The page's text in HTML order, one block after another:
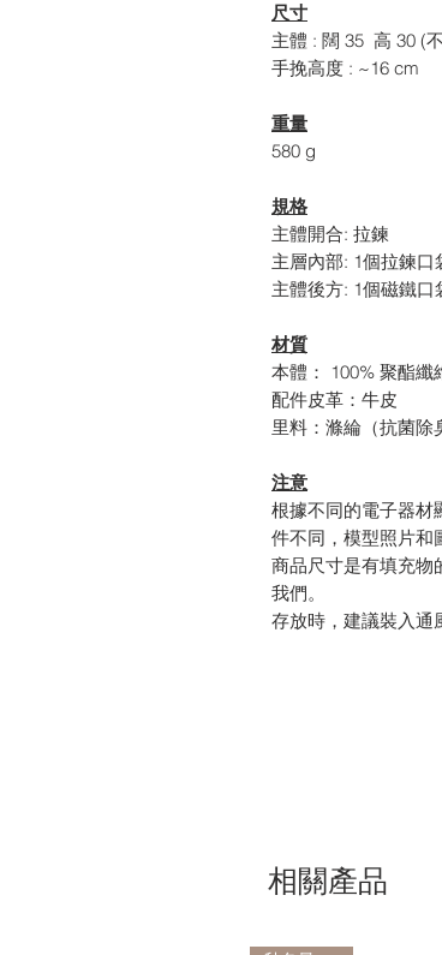
尺寸
主體 : 闊 35 高 30 (
手挽高度 : ~16 cm
重量
580 g
規格
主體開合: 拉鍊
主層內部: 1個拉鍊
主體後方: 1個磁鐵口
材質
本體： 100% 聚酯纖
配件皮革：牛皮
里料：滌綸（抗菌除
注意
根據不同的電子器材
件不同，模型照片和
商品尺寸是有填充物
我們。
存放時，建議裝入通
相關產品